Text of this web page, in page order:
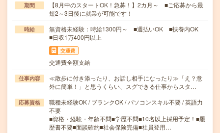
期間
【8月中のスタートOK！急募！】2カ月～ ■ご応募から最
短2～3日後に就業が可能です！
時給
無資格未経験：時給1300円～ ■週払いOK ■扶養内OK
■日収1万400円以上
交通費
交通費全額支給
仕事内容
≪散歩に付き添ったり、お話し相手になったり≫「え？意
外に簡単！」と思うくらい、スグできる仕事からスタ…
応募資格
職種未経験OK / ブランクOK / パソコンスキル不要 / 英語力
不要
■資格・経験・年齢不問■学歴不問■10名以上採用予定！■履
歴書不要■面談確約■社会保険完備■社員登用…